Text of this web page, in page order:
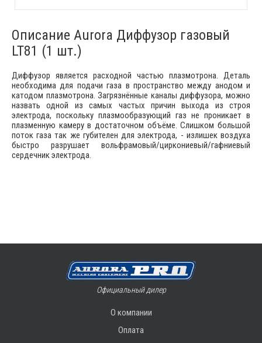
Описание Aurora Диффузор газовый
LT81 (1 шт.)
Диффузор является расходной частью плазмотрона. Деталь
необходима для подачи газа в пространство между анодом и
катодом плазмотрона. Загрязнённые каналы диффузора, можно
назвать одной из самых частых причин выхода из строя
электрода, поскольку плазмообразующий газ не проникает в
плазменную камеру в достаточном объёме. Слишком большой
поток газа так же губителен для электрода, - излишек воздуха
быстро разрушает вольфрамовый/циркониевый/гафниевый
сердечник электрода.
Официальный дилер
О компании
Оплата